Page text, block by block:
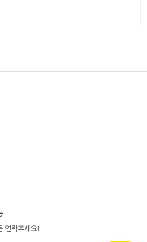
연락주세요!